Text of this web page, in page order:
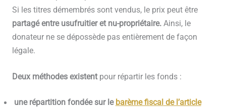
Si les titres démembrés sont vendus, le prix peut être
partagé entre usufruitier et nu-propriétaire.Ainsi, le
donateur ne se dépossède pas entièrement de façon
légale.
Deux méthodes existentpour répartir les fonds :
une répartition fondée sur le barème fiscal de l’article